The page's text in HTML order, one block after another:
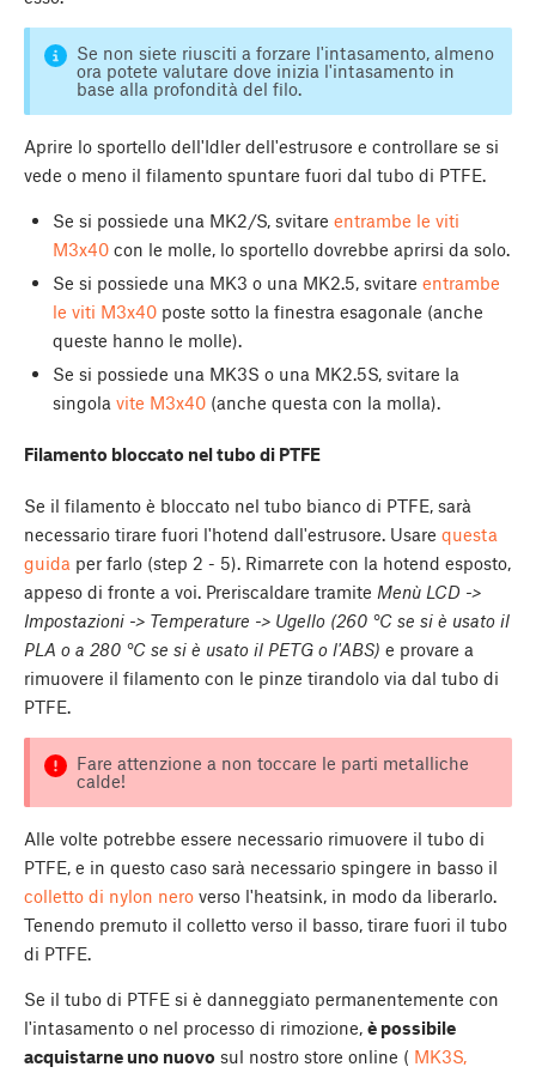
Se non siete riusciti a forzare l'intasamento, almeno
ora potete valutare dove inizia l'intasamento in
base alla profondità del filo.
Aprire lo sportello dell'Idler dell'estrusore e controllare se si
vede o meno il filamento spuntare fuori dal tubo di PTFE.
Se si possiede una MK2/S, svitare entrambe le viti
M3x40con le molle, lo sportello dovrebbe aprirsi da solo.
Se si possiede una MK3 o una MK2.5, svitare entrambe
le viti M3x40poste sotto la finestra esagonale (anche
queste hanno le molle).
Se si possiede una MK3S o una MK2.5S, svitare la
singola vite M3x40(anche questa con la molla).
Filamento bloccato nel tubo di PTFE
Se il filamento è bloccato nel tubo bianco di PTFE, sarà
necessario tirare fuori l'hotend dall'estrusore. Usare questa
guida per farlo (step 2 - 5). Rimarrete con la hotend esposto,
appeso di fronte a voi. Preriscaldare tramite Menù LCD ->
Impostazioni -> Temperature -> Ugello (260 °C se si è usato il
PLA o a 280 °C se si è usato il PETG o l'ABS) e provare a
rimuovere il filamento con le pinze tirandolo via dal tubo di
PTFE.
Fare attenzione a non toccare le parti metalliche
calde!
Alle volte potrebbe essere necessario rimuovere il tubo di
PTFE, e in questo caso sarà necessario spingere in basso il
colletto di nylon nero verso l'heatsink, in modo da liberarlo.
Tenendo premuto il colletto verso il basso, tirare fuori il tubo
di PTFE.
Se il tubo di PTFE si è danneggiato permanentemente con
l'intasamento o nel processo di rimozione, è possibile
acquistarne uno nuovo sul nostro store online ( MK3S,